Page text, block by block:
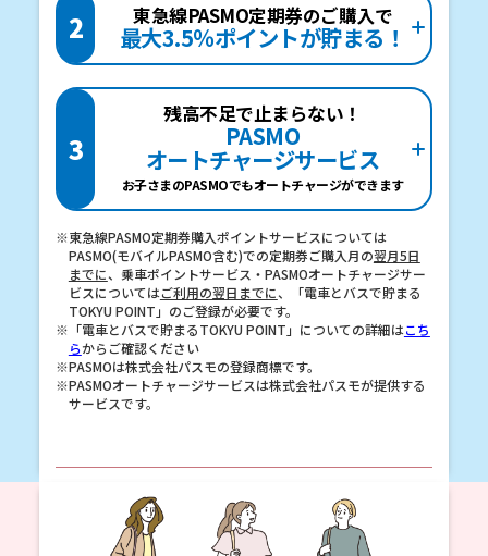
2 東急線PASMO定期券のご購入で
最大3.5％ポイントが貯まる！
3
残高不足で止まらない！
PASMO
オートチャージサービス
お子さまのPASMOでもオートチャージができます
※東急線PASMO定期券購入ポイントサービスについては
PASMO(モバイルPASMO含む)での定期券ご購入月の翌月5日
までに、乗車ポイントサービス・PASMOオートチャージサー
ビスについてはご利用の翌日までに、「電車とバスで貯まる
TOKYU POINT」のご登録が必要です。
※「電車とバスで貯まるTOKYU POINT」についての詳細はこち
らからご確認ください
※PASMOは株式会社パスモの登録商標です。
※PASMOオートチャージサービスは株式会社パスモが提供する
サービスです。